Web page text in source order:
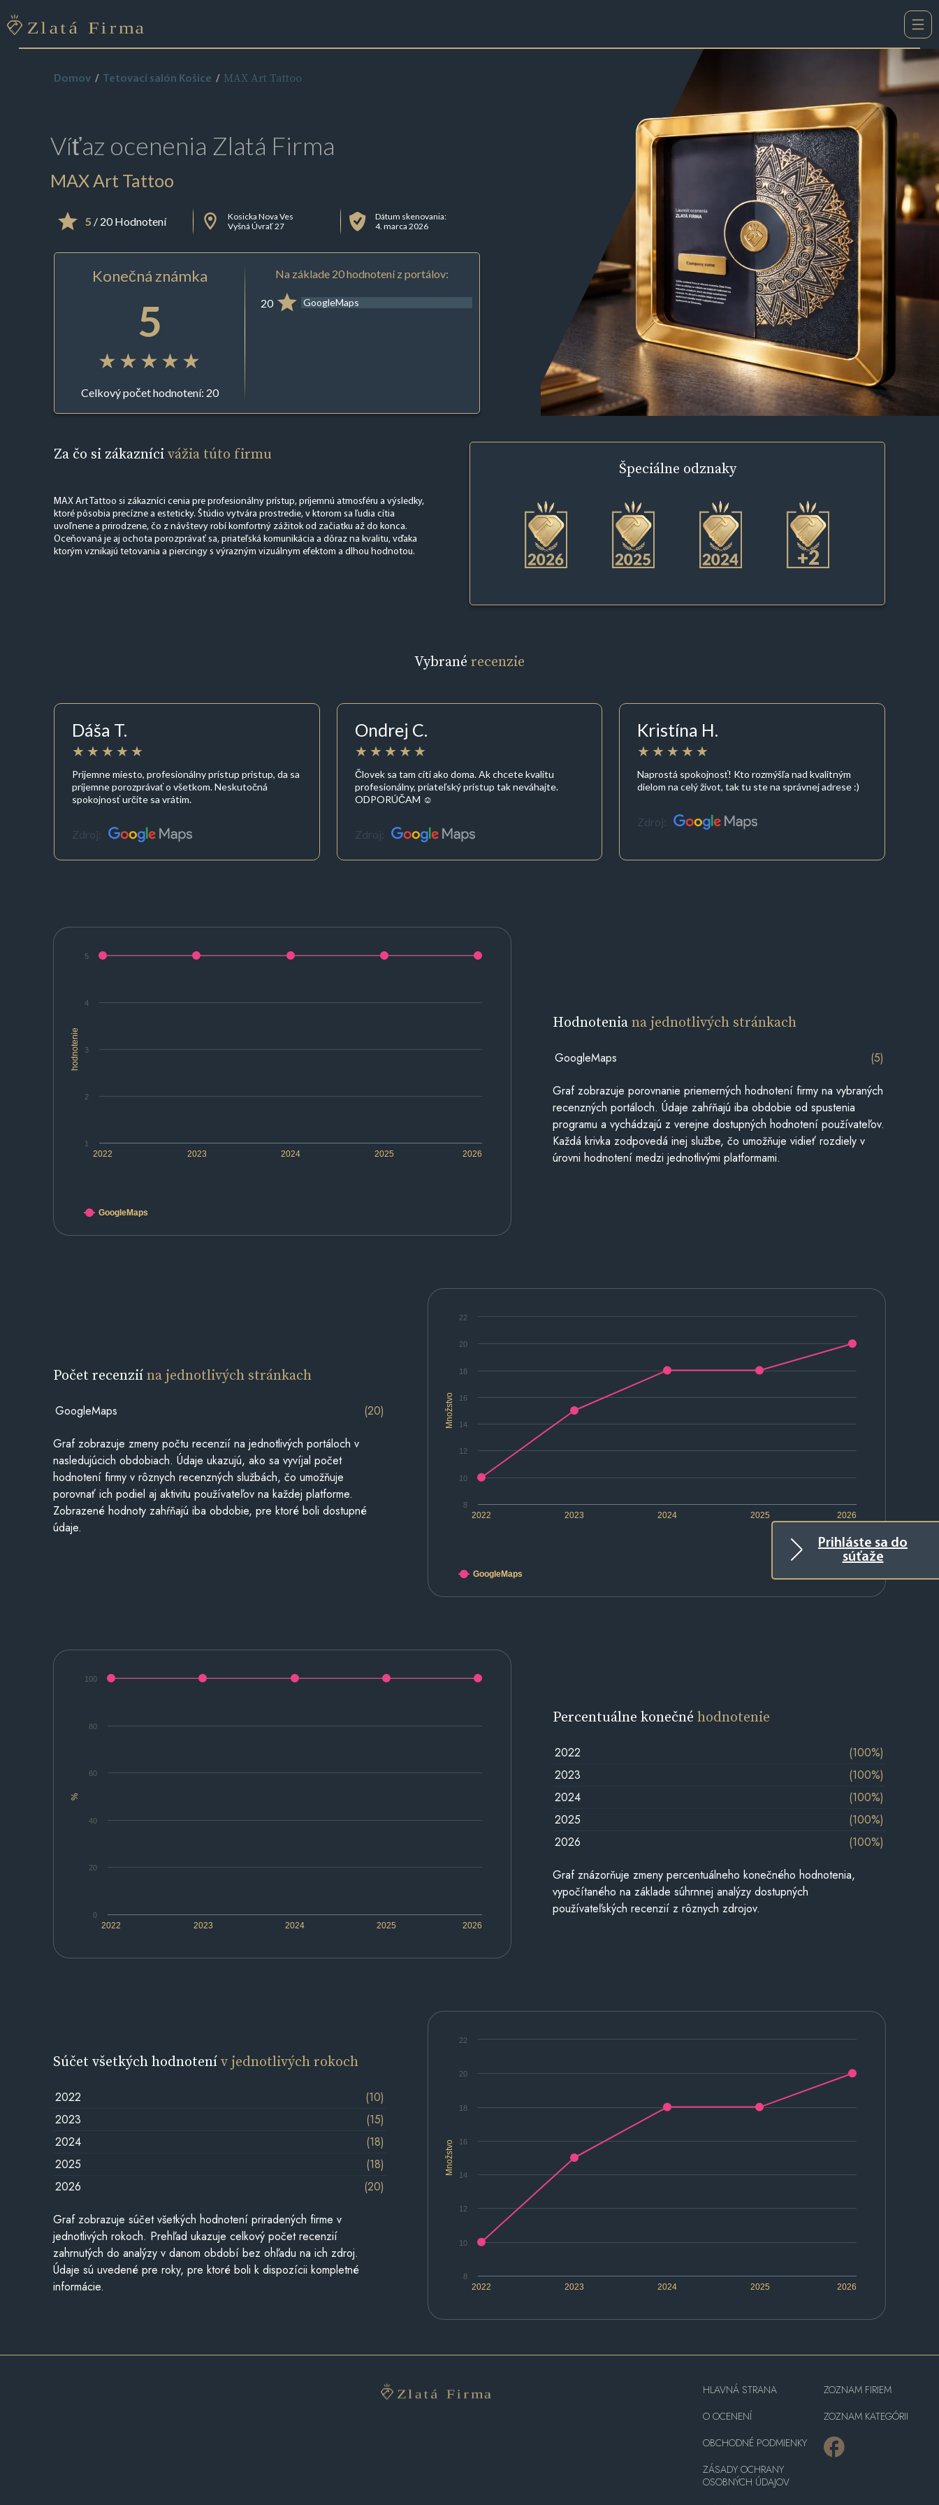
Prihláste sa do
súťaže
Domov Tetovací salón Košice MAX Art Tattoo
Víťaz ocenenia Zlatá Firma
MAX Art Tattoo
5 / 20 Hodnotení
Kosicka Nova Ves
Vyšná Úvrať 27
Dátum skenovania:
4. marca 2026
Konečná známka
5
Celkový počet hodnotení: 20
Na základe 20 hodnotení z portálov:
20 GoogleMaps
Za čo si zákaznícivážia túto firmu
MAX Art Tattoo si zákazníci cenia pre profesionálny prístup, príjemnú atmosféru a výsledky,
ktoré pôsobia precízne a esteticky. Štúdio vytvára prostredie, v ktorom sa ľudia cítia
uvoľnene a prirodzene, čo z návštevy robí komfortný zážitok od začiatku až do konca.
Oceňovaná je aj ochota porozprávať sa, priateľská komunikácia a dôraz na kvalitu, vďaka
ktorým vznikajú tetovania a piercingy s výrazným vizuálnym efektom a dlhou hodnotou.
Špeciálne odznaky
+2
Vybrané recenzie
Dáša T.
Prijemne miesto, profesionálny prístup pristup, da sa
príjemne porozprávať o všetkom. Neskutočná
spokojnosť určite sa vrátim.
Zdroj:
Ondrej C.
Človek sa tam cíti ako doma. Ak chcete kvalitu
profesionálny, priateľský prístup tak neváhajte.
ODPORÚČAM ☺️
Zdroj:
Kristína H.
Naprostá spokojnosť! Kto rozmýšľa nad kvalitným
dielom na celý život, tak tu ste na správnej adrese :)
Zdroj:
hodnotenie
2022 2023 2024 2025 2026
1
2
3
4
5
GoogleMaps
Hodnoteniana jednotlivých stránkach
GoogleMaps (5)
Graf zobrazuje porovnanie priemerných hodnotení firmy na vybraných
recenzných portáloch. Údaje zahŕňajú iba obdobie od spustenia
programu a vychádzajú z verejne dostupných hodnotení používateľov.
Každá krivka zodpovedá inej službe, čo umožňuje vidieť rozdiely v
úrovni hodnotení medzi jednotlivými platformami.
Množstvo
2022 2023 2024 2025 2026
8
10
12
14
16
18
20
22
GoogleMaps
Počet recenziína jednotlivých stránkach
GoogleMaps (20)
Graf zobrazuje zmeny počtu recenzií na jednotlivých portáloch v
nasledujúcich obdobiach. Údaje ukazujú, ako sa vyvíjal počet
hodnotení firmy v rôznych recenzných službách, čo umožňuje
porovnať ich podiel aj aktivitu používateľov na každej platforme.
Zobrazené hodnoty zahŕňajú iba obdobie, pre ktoré boli dostupné
údaje.
%
2022 2023 2024 2025 2026
0
20
40
60
80
100
Percentuálne konečnéhodnotenie
2022
(100%)
2023
(100%)
2024
(100%)
2025
(100%)
2026
(100%)
Graf znázorňuje zmeny percentuálneho konečného hodnotenia,
vypočítaného na základe súhrnnej analýzy dostupných
používateľských recenzií z rôznych zdrojov.
Množstvo
2022 2023 2024 2025 2026
8
10
12
14
16
18
20
22
Súčet všetkých hodnotenív jednotlivých rokoch
2022
(10)
2023
(15)
2024
(18)
2025
(18)
2026
(20)
Graf zobrazuje súčet všetkých hodnotení priradených firme v
jednotlivých rokoch. Prehľad ukazuje celkový počet recenzií
zahrnutých do analýzy v danom období bez ohľadu na ich zdroj.
Údaje sú uvedené pre roky, pre ktoré boli k dispozícii kompletné
informácie.
HLAVNÁ STRANA
O OCENENÍ
OBCHODNÉ PODMIENKY
ZÁSADY OCHRANY
OSOBNÝCH ÚDAJOV
ZOZNAM FIRIEM
ZOZNAM KATEGÓRII